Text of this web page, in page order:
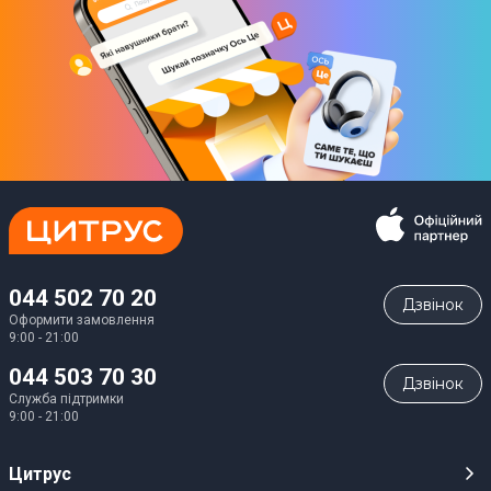
044 502 70 20
Оформити замовлення
9:00 - 21:00
Дзвiнок
044 503 70 30
Служба підтримки
9:00 - 21:00
Дзвiнок
Цитрус